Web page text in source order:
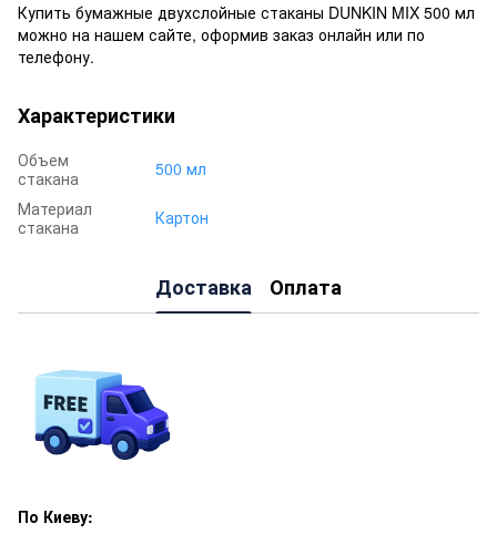
Купить бумажные двухслойные стаканы DUNKIN MIX 500 мл
можно на нашем сайте, оформив заказ онлайн или по
телефону.
Характеристики
Объем
стакана
500 мл
Материал
стакана
Картон
Доставка Оплата
По Киеву: